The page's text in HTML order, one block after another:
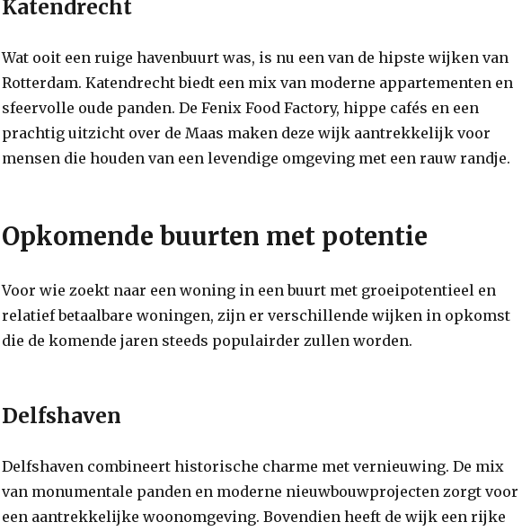
Katendrecht
Wat ooit een ruige havenbuurt was, is nu een van de hipste wijken van
Rotterdam. Katendrecht biedt een mix van moderne appartementen en
sfeervolle oude panden. De Fenix Food Factory, hippe cafés en een
prachtig uitzicht over de Maas maken deze wijk aantrekkelijk voor
mensen die houden van een levendige omgeving met een rauw randje.
Opkomende buurten met potentie
Voor wie zoekt naar een woning in een buurt met groeipotentieel en
relatief betaalbare woningen, zijn er verschillende wijken in opkomst
die de komende jaren steeds populairder zullen worden.
Delfshaven
Delfshaven combineert historische charme met vernieuwing. De mix
van monumentale panden en moderne nieuwbouwprojecten zorgt voor
een aantrekkelijke woonomgeving. Bovendien heeft de wijk een rijke